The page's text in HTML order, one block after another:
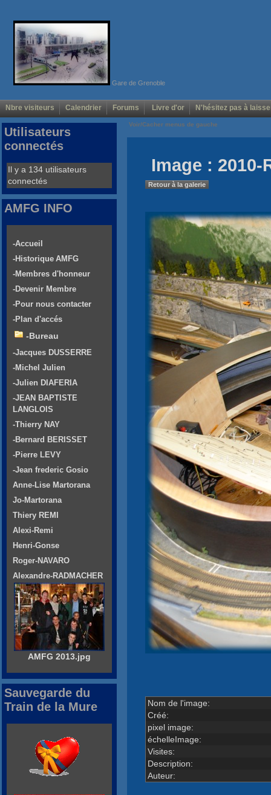
Gare de Grenoble
Nbre visiteurs Calendrier Forums Livre d'or N'hésitez pas à
Voir/Cacher menus de gauche
Image : 2010-
Retour à la galerie
Nom de l'image:
Créé:
pixel image:
échelleImage:
Visites:
Description:
Auteur:
Utilisateurs
connectés
Il y a 134 utilisateurs
connectés
AMFG INFO
-Accueil
-Historique AMFG
-Membres d'honneur
-Devenir Membre
-Pour nous contacter
-Plan d'accés
-Bureau
-Jacques DUSSERRE
-Michel Julien
-Julien DIAFERIA
-JEAN BAPTISTE
LANGLOIS
-Thierry NAY
-Bernard BERISSET
-Pierre LEVY
-Jean frederic Gosio
Anne-Lise Martorana
Jo-Martorana
Thiery REMI
Alexi-Remi
Henri-Gonse
Roger-NAVARO
Alexandre-RADMACHER
AMFG 2013.jpg
Sauvegarde du
Train de la Mure